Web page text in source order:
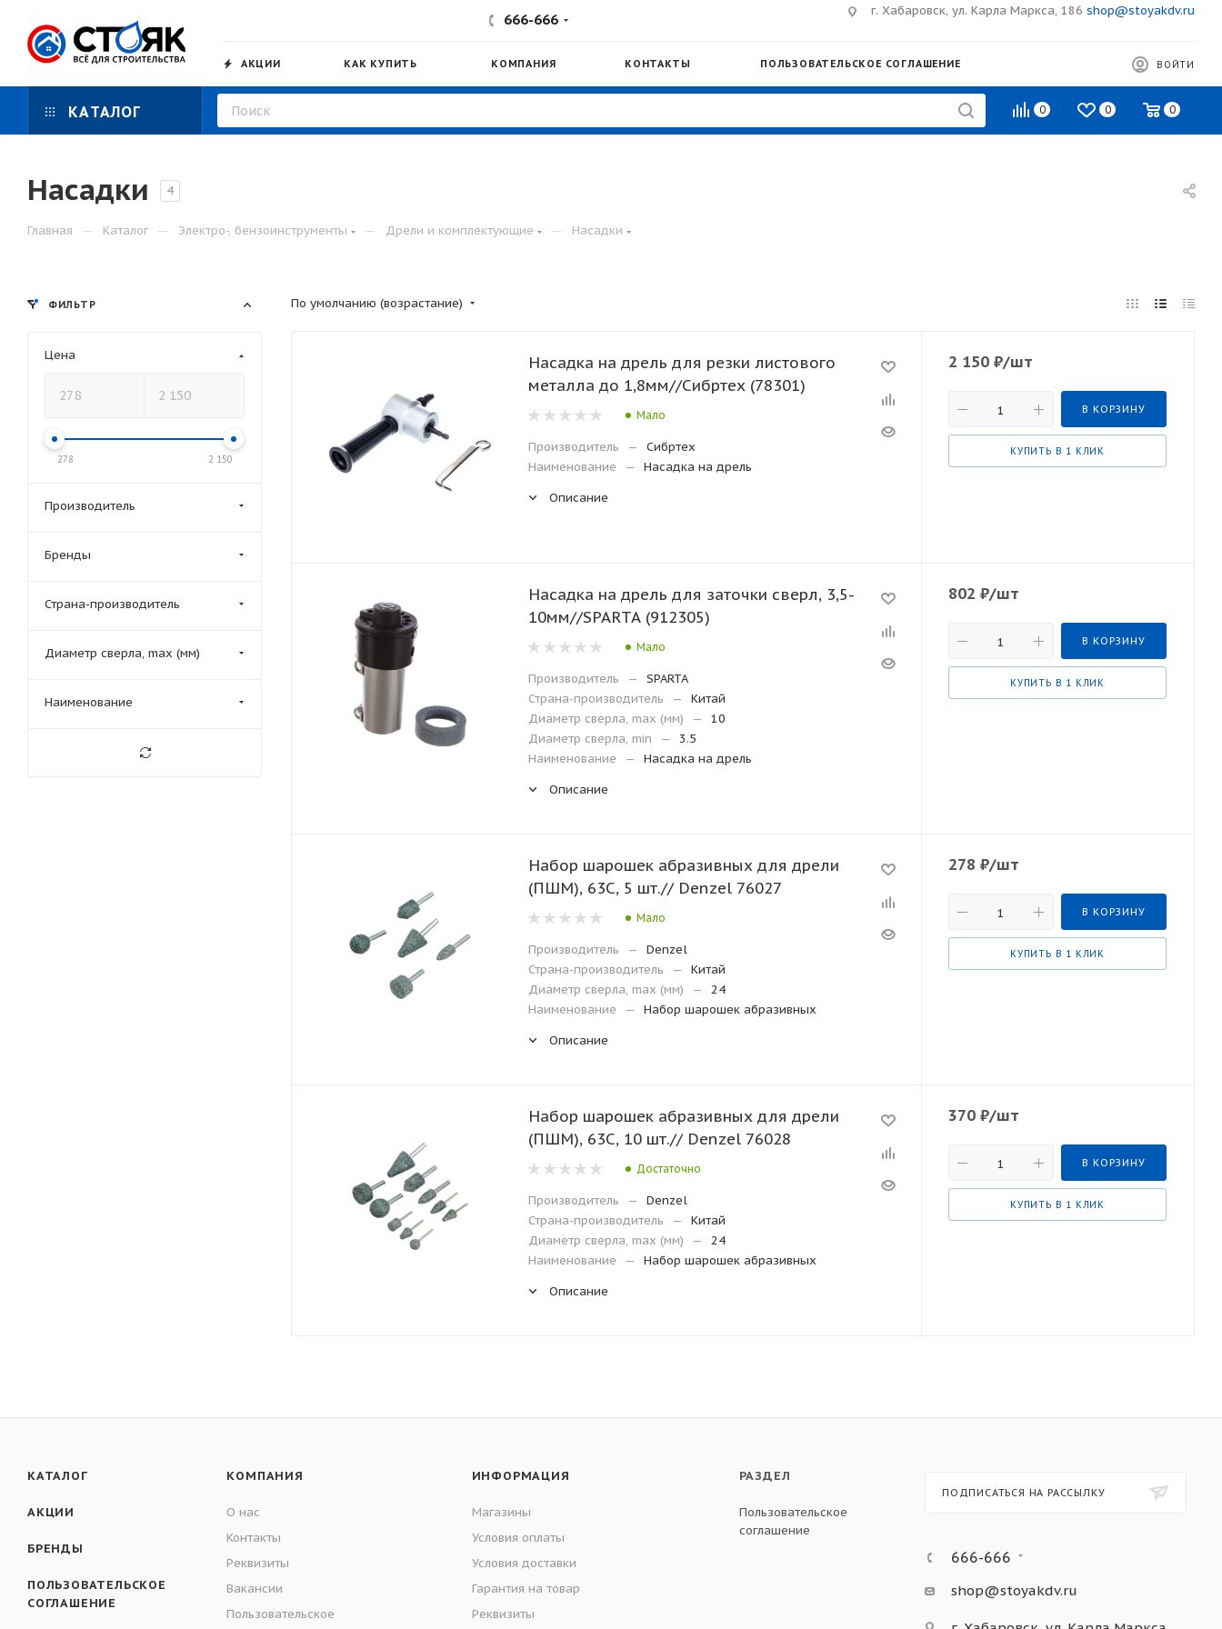
666-666
г. Хабаровск, ул. Карла Маркса, 186 shop@stoyakdv.ru
АКЦИИ КАК КУПИТЬ КОМПАНИЯ КОНТАКТЫ ПОЛЬЗОВАТЕЛЬСКОЕ СОГЛАШЕНИЕ ВОЙТИ
КАТАЛОГ 0 0 0
Насадки 4
Главная — Каталог — Электро-, бензоинструменты — Дрели и комплектующие — Насадки
По умолчанию (возрастание)
Насадка на дрель для резки листового
металла до 1,8мм//Сибртех (78301)
Мало
Производитель —
Сибртех
Наименование
—
Насадка на дрель
Описание
2 150 ₽/шт
В КОРЗИНУ
КУПИТЬ В 1 КЛИК
Насадка на дрель для заточки сверл, 3,5-
10мм//SPARTA (912305)
Мало
Производитель —
SPARTA
Страна-производитель
—
Китай
Диаметр сверла, max (мм)
—
10
Диаметр сверла, min
—
3.5
Наименование
—
Насадка на дрель
Описание
802 ₽/шт
В КОРЗИНУ
КУПИТЬ В 1 КЛИК
Набор шарошек абразивных для дрели
(ПШМ), 63С, 5 шт.// Denzel 76027
Мало
Производитель —
Denzel
Страна-производитель
—
Китай
Диаметр сверла, max (мм)
—
24
Наименование
—
Набор шарошек абразивных
Описание
278 ₽/шт
В КОРЗИНУ
КУПИТЬ В 1 КЛИК
Набор шарошек абразивных для дрели
(ПШМ), 63С, 10 шт.// Denzel 76028
Достаточно
Производитель —
Denzel
Страна-производитель
—
Китай
Диаметр сверла, max (мм)
—
24
Наименование
—
Набор шарошек абразивных
Описание
370 ₽/шт
В КОРЗИНУ
КУПИТЬ В 1 КЛИК
ФИЛЬТР
Цена
278 2 150
Производитель
Бренды
Страна-производитель
Диаметр сверла, max (мм)
Наименование
КАТАЛОГ
АКЦИИ
БРЕНДЫ
ПОЛЬЗОВАТЕЛЬСКОЕ
СОГЛАШЕНИЕ
КОМПАНИЯ
О нас
Контакты
Реквизиты
Вакансии
Пользовательское
ИНФОРМАЦИЯ
Магазины
Условия оплаты
Условия доставки
Гарантия на товар
Реквизиты
РАЗДЕЛ
Пользовательское
соглашение
ПОДПИСАТЬСЯ НА РАССЫЛКУ
666-666
shop@stoyakdv.ru